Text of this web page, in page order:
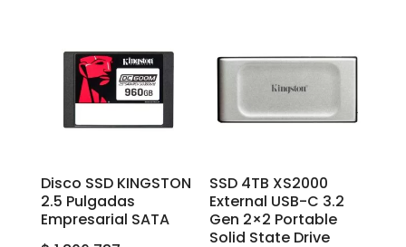
Disco SSD KINGSTON
2.5 Pulgadas
Empresarial SATA
SSD 4TB XS2000
External USB-C 3.2
Gen 2×2 Portable
Solid State Drive